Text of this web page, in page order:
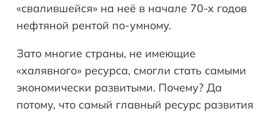
«свалившейся» на неё в начале 70-х годов
нефтяной рентой по-умному.
Зато многие страны, не имеющие
«халявного» ресурса, смогли стать самыми
экономически развитыми. Почему? Да
потому, что самый главный ресурс развития